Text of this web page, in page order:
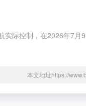
际控制，在2026年7月
本文地址https://